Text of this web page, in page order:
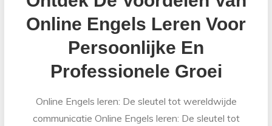
Online Engels Leren Voor
Persoonlijke En
Professionele Groei
Online Engels leren: De sleutel tot wereldwijde
communicatie Online Engels leren: De sleutel tot